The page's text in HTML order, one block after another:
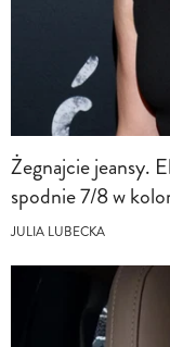
Żegnajcie jeansy.
spodnie 7/8 w
JULIA LUBECKA